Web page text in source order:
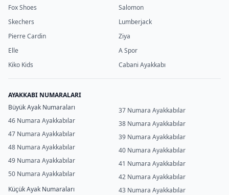
Fox Shoes
Skechers
Pierre Cardin
Elle
Kiko Kids
Salomon
Lumberjack
Ziya
A Spor
Cabani Ayakkabı
AYAKKABI NUMARALARI
Büyük Ayak Numaraları
46 Numara Ayakkabılar
47 Numara Ayakkabılar
48 Numara Ayakkabılar
49 Numara Ayakkabılar
50 Numara Ayakkabılar
Küçük Ayak Numaraları
37 Numara Ayakkabılar
38 Numara Ayakkabılar
39 Numara Ayakkabılar
40 Numara Ayakkabılar
41 Numara Ayakkabılar
42 Numara Ayakkabılar
43 Numara Ayakkabılar